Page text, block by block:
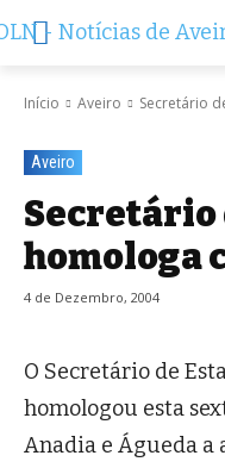
Início Aveiro Secretário
Aveiro
Secretário
homologa
4 de Dezembro, 2004
O Secretário de
homologou esta
Anadia e Águeda